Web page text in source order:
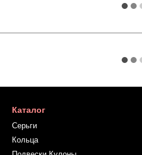
Каталог
Серьги
Кольца